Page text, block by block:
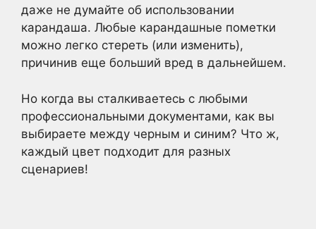
даже не думайте об использовании
карандаша. Любые карандашные пометки
можно легко стереть (или изменить),
причинив еще больший вред в дальнейшем.
Но когда вы сталкиваетесь с любыми
профессиональными документами, как вы
выбираете между черным и синим? Что ж,
каждый цвет подходит для разных
сценариев!